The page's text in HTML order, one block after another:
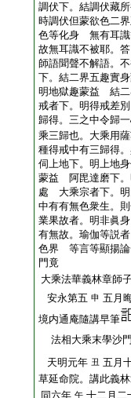
調伏下。結調伏藏
時調伏但蒙欲色二
色等化身 無有耳識
故無耳識不被耶。
師語聞聲不解語。
下。結二界五趣實
明地獄趣蒙益 結
戒者下。明得戒差
歸得。三之中令歸
乘三歸也。大乘用
種得戒中有三歸得
伺上地下。明上地
蒙益 阿毘達磨下。
處 大乘宗者下。明
中有有無色衆生。
業果故者。明非眞
有無故。瑜伽等説
色界 等言等顯揚論
門竟
大乘法華義林章師
安永第五 申 五月
境内通庵隨講早筆
法相大乘末學沙
天明元年 丑 五月
草延命院。講此義
同六年 午 十二月二